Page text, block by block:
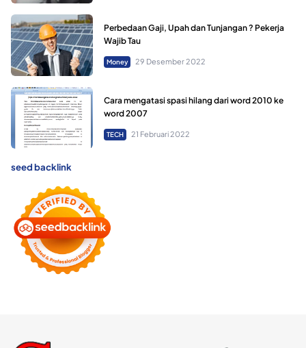
Perbedaan Gaji, Upah dan Tunjangan ? Pekerja
Wajib Tau
Money 29 Desember 2022
Cara mengatasi spasi hilang dari word 2010 ke
word 2007
TECH 21 Februari 2022
seed backlink